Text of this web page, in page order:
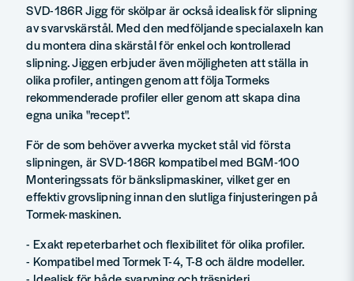
SVD-186R Jigg för skölpar är också idealisk för slipning
av svarvskärstål. Med den medföljande specialaxeln kan
du montera dina skärstål för enkel och kontrollerad
slipning. Jiggen erbjuder även möjligheten att ställa in
olika profiler, antingen genom att följa Tormeks
rekommenderade profiler eller genom att skapa dina
egna unika "recept".
För de som behöver avverka mycket stål vid första
slipningen, är SVD-186R kompatibel med BGM-100
Monteringssats för bänkslipmaskiner, vilket ger en
effektiv grovslipning innan den slutliga finjusteringen på
Tormek-maskinen.
- Exakt repeterbarhet och flexibilitet för olika profiler.
- Kompatibel med Tormek T-4, T-8 och äldre modeller.